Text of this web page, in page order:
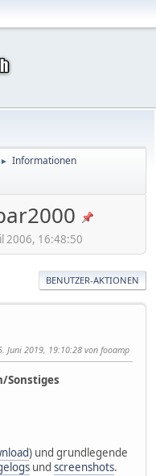
► Informationen
2006, 16:48:50
BENUTZER-AKTIONEN
Juni 2019, 19:10:28 von fooamp
Sonstiges
) und grundlegende
und screenshots.